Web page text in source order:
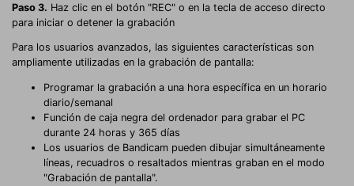
Paso 3. Haz clic en el botón "REC" o en la tecla de acceso directo
para iniciar o detener la grabación
Para los usuarios avanzados, las siguientes características son
ampliamente utilizadas en la grabación de pantalla:
Programar la grabación a una hora específica en un horario
diario/semanal
Función de caja negra del ordenador para grabar el PC
durante 24 horas y 365 días
Los usuarios de Bandicam pueden dibujar simultáneamente
líneas, recuadros o resaltados mientras graban en el modo
"Grabación de pantalla".